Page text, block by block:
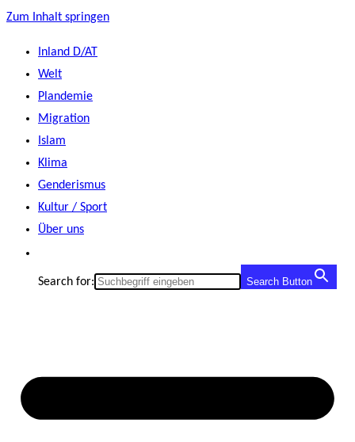
Zum Inhalt springen
Inland D/AT
Welt
Plandemie
Migration
Islam
Klima
Genderismus
Kultur / Sport
Über uns
Search for: Search Button